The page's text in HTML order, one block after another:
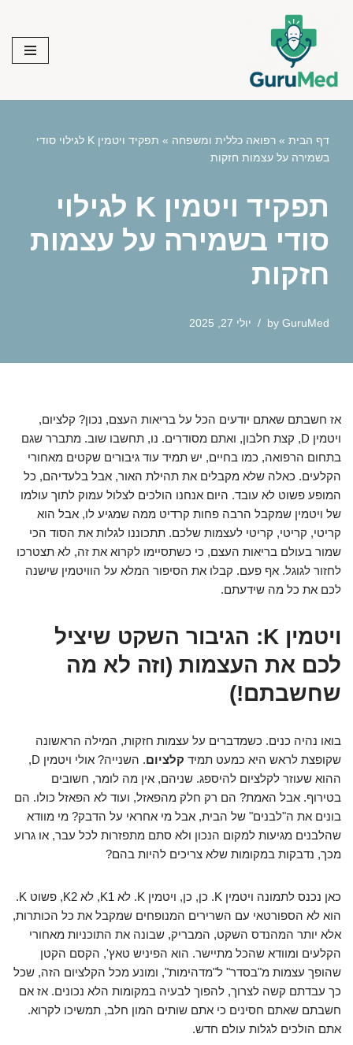
content
דף הבית » רפואה כללית ומשפחה »
תפקיד ויטמין K לגילוי סודי
בשמירה על עצמות חזקות
תפקיד ויטמין K לגילוי
סודי בשמירה על עצמות
חזקות
by GuruMed יולי 27, 2025
אז חשבתם שאתם יודעים הכל על בריאות העצם, נכון? קלציום,
ויטמין D, קצת חלבון, ואתם מסודרים. נו, תחשבו שוב. מתברר שגם
בתחום הרפואה, כמו בחיים, יש תמיד עוד גיבורים שקטים מאחורי
הקלעים. כאלה שלא מקבלים את תהילת האור, אבל בלעדיהם, כל
המופע פשוט לא עובד. היום אנחנו הולכים לצלול עמוק לתוך עולמו
של ויטמין שמקבל הרבה פחות קרדיט ממה שמגיע לו, אבל הוא
קריטי, קריטי, קריטי לעצמות שלכם. תתכוננו לגלות את הסוד הכי
שמור בעולם בריאות העצם, כי כשתסיימו לקרוא את זה, לא תצטרכו
לחזור לגוגל. אף פעם. קבלו את הסיפור המלא על הוויטמין שישנה
לכם את כל מה שידעתם.
ויטמין K: הגיבור השקט שיציל
לכם את העצמות (וזה לא מה
שחשבתם!)
בואו נהיה כנים. כשמדברים על עצמות חזקות, המילה הראשונה
שקופצת לראש היא כמעט תמיד קלציום
. השנייה? אולי ויטמין D,
ההוא שעוזר לקלציום להיספג. שניהם, אין מה לומר, חשובים
בטירוף. אבל האמת? הם רק חלק מהפאזל, ועוד לא הפאזל כולו. הם
בונים את ה"לבנים" של הבית, אבל מי אחראי על הדבק? מי מוודא
שהלבנים מגיעות למקום הנכון ולא סתם מתפזרות לכל עבר, או גרוע
מכך, נדבקות במקומות שלא צריכים להיות בהם?
כאן נכנס לתמונה ויטמין K. כן, כן, ויטמין K. לא K1, לא K2, פשוט K.
הוא לא הספורטאי עם השרירים המנופחים שמקבל את כל הכותרות,
אלא יותר המהנדס השקט, המבריק, שבונה את התוכניות מאחורי
הקלעים ומוודא שהכל מתיישר. הוא הפיניש טאץ', הקסם הקטן
שהופך עצמות מ"בסדר" ל"מדהימות", ומונע מכל הקלציום הזה, שכל
כך עבדתם קשה לצרוך, להפוך לבעיה במקומות הלא נכונים. אז אם
חשבתם שאתם חסינים כי אתם שותים המון חלב, תמשיכו לקרוא.
אתם הולכים לגלות עולם חדש.